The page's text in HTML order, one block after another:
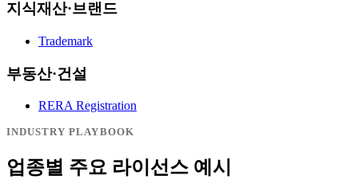
지식재산·브랜드
Trademark
부동산·건설
RERA Registration
INDUSTRY PLAYBOOK
업종별 주요 라이선스 예시